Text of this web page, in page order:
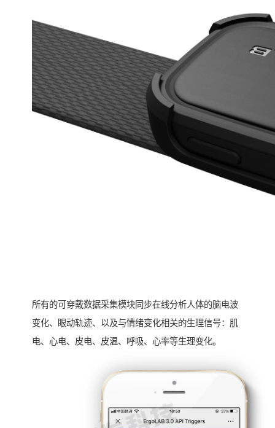
所有的可穿戴数据采集模块同步在线分析人体的脑电波
变化、眼动轨迹、以及与情绪变化相关的生理信号：肌
电、心电、皮电、皮温、呼吸、心率等生理变化。